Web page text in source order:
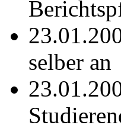
selber an